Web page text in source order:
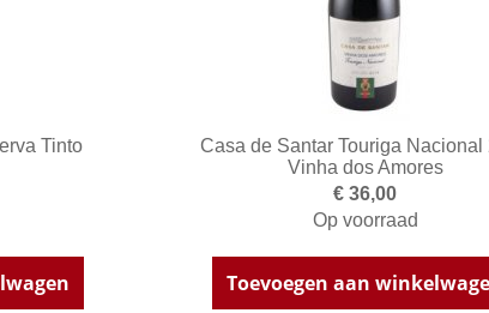
Tinto
Casa de Santar Touriga Nacional
Vinha dos Amores
€ 36,00
Op voorraad
Toevoegen aan